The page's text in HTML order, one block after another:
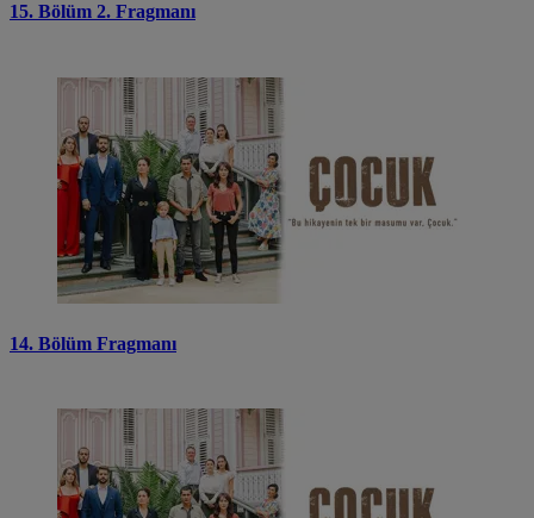
15. Bölüm 2. Fragmanı
14. Bölüm Fragmanı